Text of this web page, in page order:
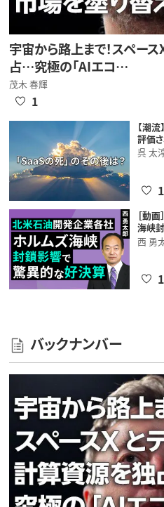
宇宙から路上まで！スペー
占…究極の「AIエコ…
茂木 春輝
1
【潮
評価
呉 太
1
［動
海峡
西 勇
バックナンバー